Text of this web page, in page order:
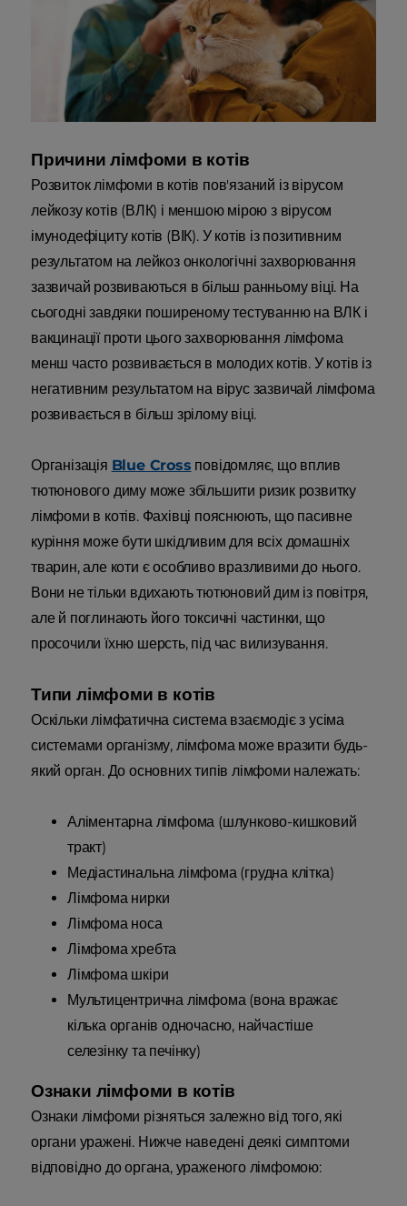
Причини лімфоми в котів
Розвиток лімфоми в котів пов'язаний із вірусом
лейкозу котів (ВЛК) і меншою мірою з вірусом
імунодефіциту котів (ВІК). У котів із позитивним
результатом на лейкоз онкологічні захворювання
зазвичай розвиваються в більш ранньому віці. На
сьогодні завдяки поширеному тестуванню на ВЛК і
вакцинації проти цього захворювання лімфома
менш часто розвивається в молодих котів. У котів із
негативним результатом на вірус зазвичай лімфома
розвивається в більш зрілому віці.
Організація Blue Cross повідомляє, що вплив
тютюнового диму може збільшити ризик розвитку
лімфоми в котів. Фахівці пояснюють, що пасивне
куріння може бути шкідливим для всіх домашніх
тварин, але коти є особливо вразливими до нього.
Вони не тільки вдихають тютюновий дим із повітря,
але й поглинають його токсичні частинки, що
просочили їхню шерсть, під час вилизування.
Типи лімфоми в котів
Оскільки лімфатична система взаємодіє з усіма
системами організму, лімфома може вразити будь-
який орган. До основних типів лімфоми належать:
Аліментарна лімфома (шлунково-кишковий
тракт)
Медіастинальна лімфома (грудна клітка)
Лімфома нирки
Лімфома носа
Лімфома хребта
Лімфома шкіри
Мультицентрична лімфома (вона вражає
кілька органів одночасно, найчастіше
селезінку та печінку)
Ознаки лімфоми в котів
Ознаки лімфоми різняться залежно від того, які
органи уражені. Нижче наведені деякі симптоми
відповідно до органа, ураженого лімфомою: